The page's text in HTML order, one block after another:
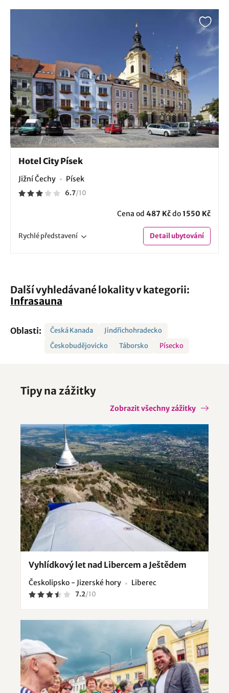
Hotel City Písek
Jižní Čechy Písek
6.7/10
Cena od 487 Kčdo1550 Kč
Rychlépředstavení Detailubytování
Další vyhledávané lokality v kategorii:
Infrasauna
Oblasti: Česká Kanada
Jindřichohradecko
Českobudějovicko
Táborsko Písecko
Tipy na zážitky
Zobrazit všechny zážitky
Vyhlídkový let nad Libercem a Ještědem
Českolipsko - Jizerské hory Liberec
7.2/10